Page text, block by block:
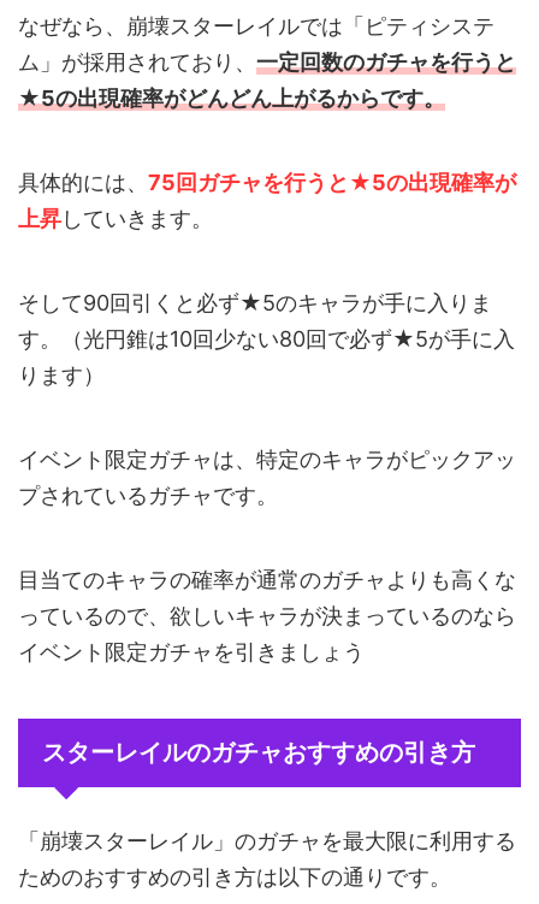
なぜなら、崩壊スターレイルでは「ピティシステ
ム」が採用されており、 一定回数のガチャを行うと
★5の出現確率がどんどん上がるからです。
具体的には、 75回ガチャを行うと★5の出現確率が
上昇していきます。
そして90回引くと必ず★5のキャラが手に入りま
す。（光円錐は10回少ない80回で必ず★5が手に入
ります）
イベント限定ガチャは、特定のキャラがピックアッ
プされているガチャです。
目当てのキャラの確率が通常のガチャよりも高くな
っているので、欲しいキャラが決まっているのなら
イベント限定ガチャを引きましょう
スターレイルのガチャおすすめの引き方
「崩壊スターレイル」のガチャを最大限に利用する
ためのおすすめの引き方は以下の通りです。